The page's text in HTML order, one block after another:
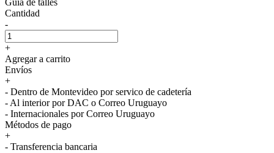
Cantidad
-
+
Agregar a carrito
Envíos
+
- Dentro de Montevideo por servico de cadetería
- Al interior por DAC o Correo Uruguayo
- Internacionales por Correo Uruguayo
Métodos de pago
+
- Transferencia bancaria